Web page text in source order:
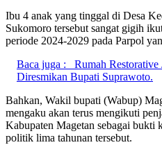
Ibu 4 anak yang tinggal di Desa
Sukomoro tersebut sangat gigih
periode 2024-2029 pada Parpol
Baca juga :
Rumah
Diresmikan Bupati Suprawoto.
Bahkan, Wakil bupati (Wabup)
mengaku akan terus mengikuti
Kabupaten Magetan sebagai bukti
politik lima tahunan tersebut.